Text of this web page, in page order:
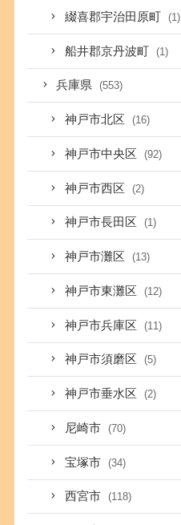
綴喜郡宇治田原町 (1)
船井郡京丹波町 (1)
兵庫県 (553)
神戸市北区 (16)
神戸市中央区 (92)
神戸市西区 (2)
神戸市長田区 (1)
神戸市灘区 (13)
神戸市東灘区 (12)
神戸市兵庫区 (11)
神戸市須磨区 (5)
神戸市垂水区 (2)
尼崎市 (70)
宝塚市 (34)
西宮市 (118)